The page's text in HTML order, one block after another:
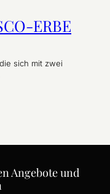
ERBE
sich mit zwei
Angebote und